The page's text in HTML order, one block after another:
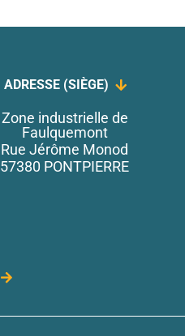
ADRESSE (SIÈGE)
Zone industrielle de
Faulquemont
Rue Jérôme Monod
57380 PONTPIERRE